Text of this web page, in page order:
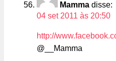
Mamma disse:
04 set 2011 às 20:50
http://
@__Mamma